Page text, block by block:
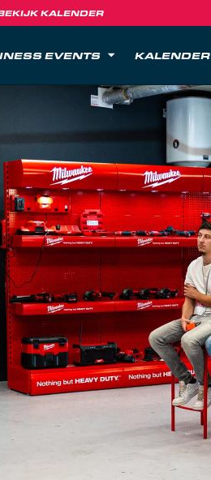
KALENDER
EVENTS KALENDER